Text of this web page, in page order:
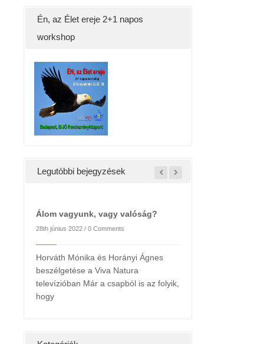
Én, az Élet ereje 2+1 napos
workshop
Legutóbbi bejegyzések
Álom vagyunk, vagy valóság?
28th június 2022 / 0 Comments
Horváth Mónika és Horányi Ágnes
beszélgetése a Viva Natura
televízióban Már a csapból is az folyik,
hogy